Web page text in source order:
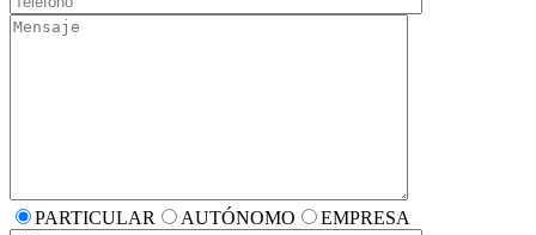
PARTICULAR AUTÓNOMO EMPRESA